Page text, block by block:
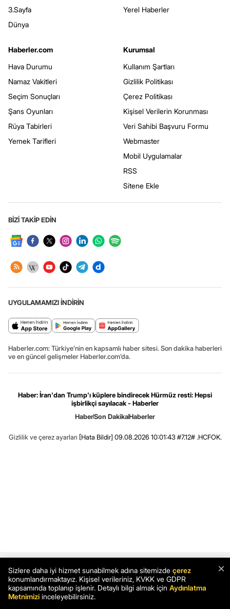
3.Sayfa
Dünya
Yerel Haberler
Haberler.com
Hava Durumu
Namaz Vakitleri
Seçim Sonuçları
Şans Oyunları
Rüya Tabirleri
Yemek Tarifleri
Kurumsal
Kullanım Şartları
Gizlilik Politikası
Çerez Politikası
Kişisel Verilerin Korunması
Veri Sahibi Başvuru Formu
Webmaster
Mobil Uygulamalar
RSS
Sitene Ekle
BİZİ TAKİP EDİN
UYGULAMAMIZI İNDİRİN
Haberler.com: Türkiye’nin en kapsamlı haber sitesi. Son dakika haberleri
ve en güncel gelişmeler Haberler.com’da.
Haber: İran'dan Trump'ı küplere bindirecek Hürmüz resti: Hepsi
işbirlikçi sayılacak - Haberler
HaberSon DakikaHaberler
Gizlilik ve çerez ayarları [Hata Bildir] 09.08.2026 10:01:43 #7.12# .HCFOK.
×
Sizlere daha iyi hizmet sunabilmek adına sitemizde çerez
konumlandırmaktayız. Kişisel verileriniz, KVKK ve GDPR
kapsamında toplanıp işlenir. Detaylı bilgi almak için Aydınlatma
Metnimizi inceleyebilirsiniz.